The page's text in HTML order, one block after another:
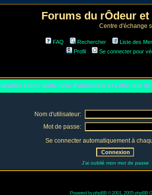
Forums du rÔdeur
Centre d'échange
FAQ Rechercher Liste des
Profil
Se connecter pour
Veuillez entrer votre nom d'utilisateur et votre mot
Nom d'utilisateur:
Mot de passe:
Se connecter automatiquement à
J'ai oublié mon mot de passe
Powered byphpBB© 2001, 2005 phpBB